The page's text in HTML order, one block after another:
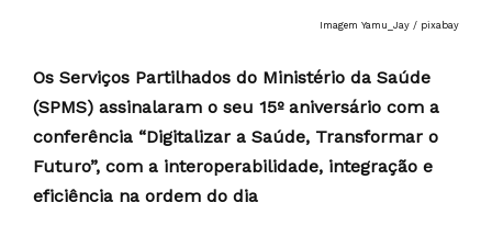
Imagem Yamu_Jay / pixabay
Os Serviços Partilhados do Ministério da Saúde
(SPMS) assinalaram o seu 15º aniversário com a
conferência “Digitalizar a Saúde, Transformar o
Futuro”, com a interoperabilidade, integração e
eficiência na ordem do dia